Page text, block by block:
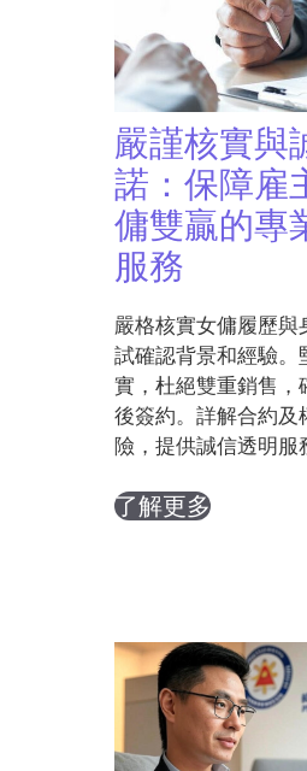
嚴謹核實與
諾：保障雇
傭雙贏的專
服務
嚴格核實女傭履歷與
試確認背景和經驗。
實，杜絕雙重銷售，
後簽約。詳解合約及
險，提供誠信透明服
了解更多